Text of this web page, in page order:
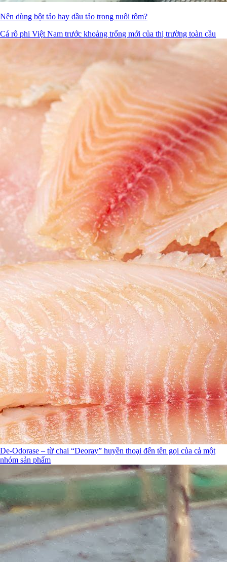
Nên dùng bột tảo hay dầu tảo trong nuôi tôm?
Cá rô phi Việt Nam trước khoảng trống mới của thị trường toàn cầu
De-Odorase – từ chai “Deoray” huyền thoại đến tên gọi của cả một
nhóm sản phẩm